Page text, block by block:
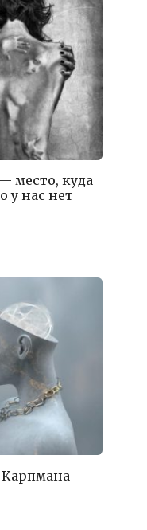
место, куда
у нас нет